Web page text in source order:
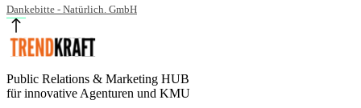
Dankebitte - Natürlich. GmbH
Public Relations & Marketing HUB
für innovative Agenturen und KMU